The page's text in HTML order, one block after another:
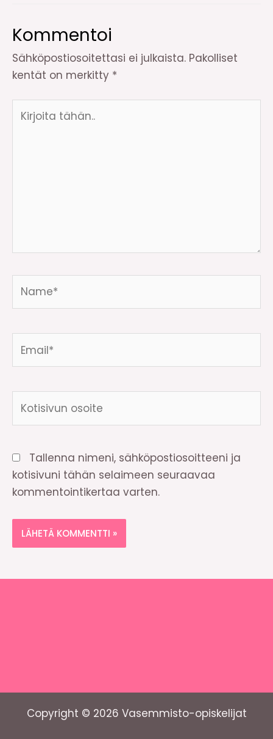
Kommentoi
Sähköpostiosoitettasi ei julkaista. Pakolliset
kentät on merkitty *
tähän..
osoite
Tallenna nimeni, sähköpostiosoitteeni ja
kotisivuni tähän selaimeen seuraavaa
kommentointikertaa varten.
Copyright © 2026 Vasemmisto-opiskelijat